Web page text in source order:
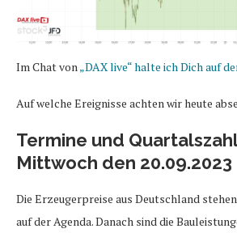
Im Chat von„DAX live“ halte ich Dich auf
Auf welche Ereignisse achten wir heute
Termine und
Mittwoch den 20.09.2023
Die Erzeugerpreise aus Deutschland
auf der Agenda. Danach sind die